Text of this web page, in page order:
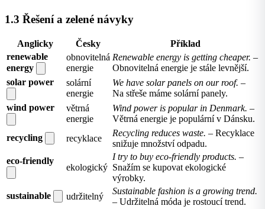
1.3 Řešení a zelené návyky
Anglicky Česky
Příklad
renewable
energy
obnovitelná
energie
Renewable energy is getting cheaper. –
Obnovitelná energie je stále levnější.
solar power
solární
energie
We have solar panels on our roof. –
Na střeše máme solární panely.
wind power
větrná
energie
Wind power is popular in Denmark. –
Větrná energie je populární v Dánsku.
recycling
recyklace
Recycling reduces waste. – Recyklace
snižuje množství odpadu.
eco-friendly
ekologický
I try to buy eco-friendly products. –
Snažím se kupovat ekologické
výrobky.
sustainable
udržitelný
Sustainable fashion is a growing trend.
– Udržitelná móda je rostoucí trend.